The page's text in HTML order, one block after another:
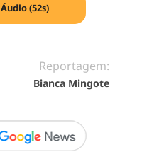
Áudio (52s)
Reportagem:
Bianca Mingote